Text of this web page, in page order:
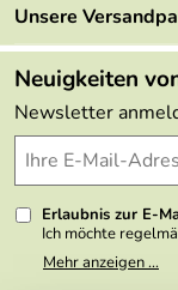
Retourenportal
FAQs
Lieferbedingungen
Delivery Terms
Kundenlogin
Angebote
Made in Germany
Themen
Wir über uns
Presse
Unsere
Neuigkeiten
Newsletter
Erlaubnis zur E-
Ich möchte
Meine E-Mail-
weitergegeben. Zu
Mehr anzeigen ...